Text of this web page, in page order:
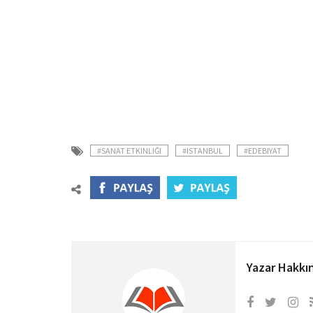
#SANAT ETKINLIĞI #ISTANBUL #EDEBIYAT
Yazar